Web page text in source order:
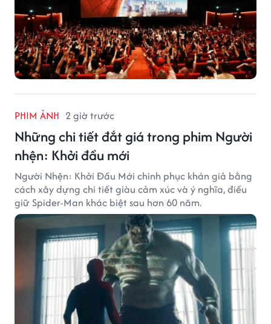
PHIM ẢNH 2 giờ trước
Những chi tiết đắt giá trong phim Người
nhện: Khởi đầu mới
Người Nhện: Khởi Đầu Mới chinh phục khán giả bằng
cách xây dựng chi tiết giàu cảm xúc và ý nghĩa, điều
giữ Spider-Man khác biệt sau hơn 60 năm.